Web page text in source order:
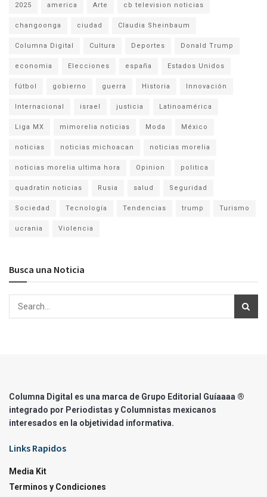
2025 america Arte cb television noticias
changoonga ciudad Claudia Sheinbaum
Columna Digital Cultura Deportes Donald Trump
economia Elecciones españa Estados Unidos
fútbol gobierno guerra Historia Innovación
Internacional israel justicia Latinoamérica
Liga MX mimorelia noticias Moda México
noticias noticias michoacan noticias morelia
noticias morelia ultima hora Opinion politica
quadratin noticias Rusia salud Seguridad
Sociedad Tecnología Tendencias trump Turismo
ucrania Violencia
Busca una Noticia
Columna Digital es una marca de Grupo Editorial Guíaaaa ®
integrado por Periodistas y Columnistas mexicanos
interesados en la objetividad informativa.
Links Rapidos
Media Kit
Terminos y Condiciones